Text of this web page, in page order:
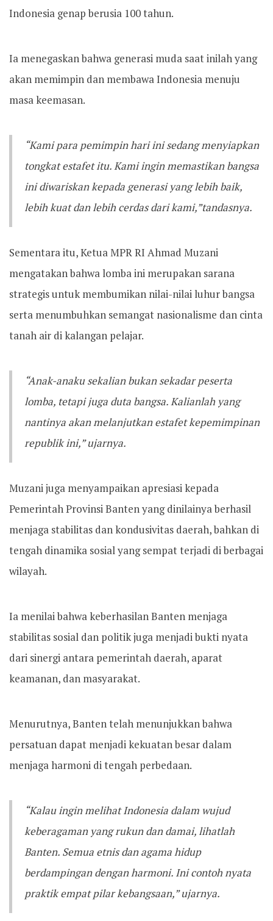
Indonesia genap berusia 100 tahun.
Ia menegaskan bahwa generasi muda saat inilah yang
akan memimpin dan membawa Indonesia menuju
masa keemasan.
“Kami para pemimpin hari ini sedang menyiapkan
tongkat estafet itu. Kami ingin memastikan bangsa
ini diwariskan kepada generasi yang lebih baik,
lebih kuat dan lebih cerdas dari kami,”tandasnya.
Sementara itu, Ketua MPR RI Ahmad Muzani
mengatakan bahwa lomba ini merupakan sarana
strategis untuk membumikan nilai-nilai luhur bangsa
serta menumbuhkan semangat nasionalisme dan cinta
tanah air di kalangan pelajar.
“Anak-anaku sekalian bukan sekadar peserta
lomba, tetapi juga duta bangsa. Kalianlah yang
nantinya akan melanjutkan estafet kepemimpinan
republik ini,” ujarnya.
Muzani juga menyampaikan apresiasi kepada
Pemerintah Provinsi Banten yang dinilainya berhasil
menjaga stabilitas dan kondusivitas daerah, bahkan di
tengah dinamika sosial yang sempat terjadi di berbagai
wilayah.
Ia menilai bahwa keberhasilan Banten menjaga
stabilitas sosial dan politik juga menjadi bukti nyata
dari sinergi antara pemerintah daerah, aparat
keamanan, dan masyarakat.
Menurutnya, Banten telah menunjukkan bahwa
persatuan dapat menjadi kekuatan besar dalam
menjaga harmoni di tengah perbedaan.
“Kalau ingin melihat Indonesia dalam wujud
keberagaman yang rukun dan damai, lihatlah
Banten. Semua etnis dan agama hidup
berdampingan dengan harmoni. Ini contoh nyata
praktik empat pilar kebangsaan,” ujarnya.